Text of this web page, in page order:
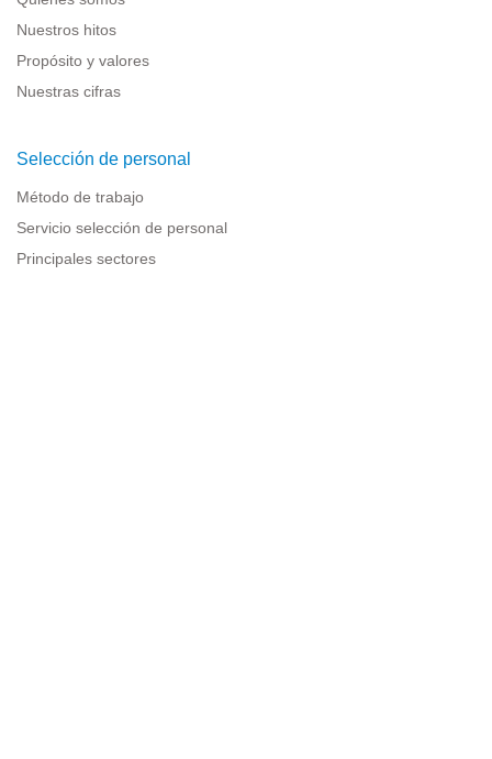
Nuestros hitos
Propósito y valores
Nuestras cifras
Selección de personal
Método de trabajo
Servicio selección de personal
Principales sectores